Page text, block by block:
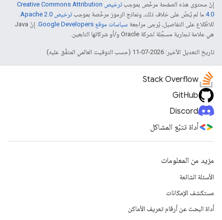
إنّ محتوى هذه الصفحة مرخّص بموجب
ترخيص Creative Commons Attribution
4.0‏ ما لم يُنصّ على خلاف ذلك، ونماذج الرموز مرخّصة بموجبترخيص Apache 2.0‏
.
للاطّلاع على التفاصيل، يُرجى مراجعة سياسات موقع Google Developers‏
. إنّ Java
هي علامة تجارية مسجَّلة لشركة Oracle و/أو شركائها التابعين.
تاريخ التعديل الأخير: 2026-07-11 (حسب التوقيت العالمي المتفَّق عليه)
Stack Overflow
GitHub
Discord
أداة تتبّع المشاكل
مزيد من المعلومات
الأسئلة الشائعة
مستكشف الإمكانات
أداة البحث عن أرقام تعريف الأماكن